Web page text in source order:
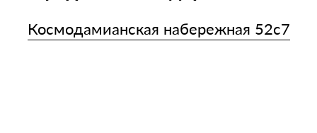
Космодамианская набережная 52с7